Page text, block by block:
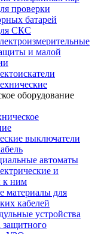
проверки
батарей
СКС
и малой
оборудование
выключатели
автоматы
и
к ним
материалы для
кабелей
устройства
защитного